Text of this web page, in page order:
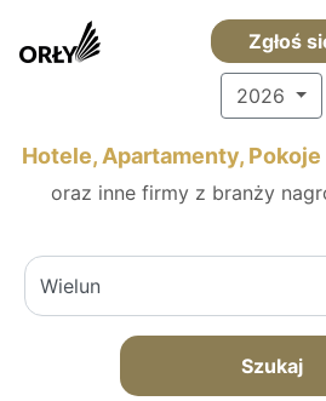
Zgłoś
2026
Hotele, Apartamenty,
oraz inne firmy z branży
Szukaj